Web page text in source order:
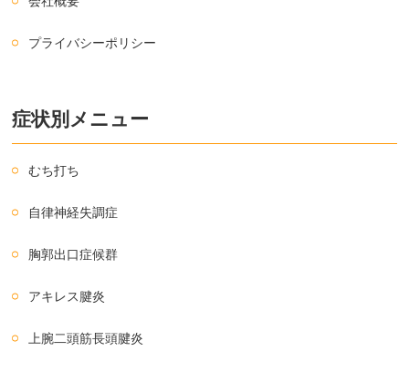
プライバシーポリシー
症状別メニュー
むち打ち
自律神経失調症
胸郭出口症候群
アキレス腱炎
上腕二頭筋長頭腱炎